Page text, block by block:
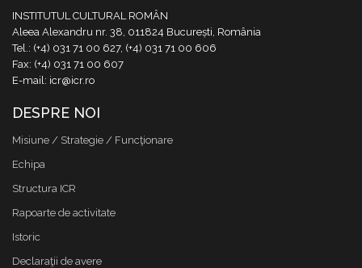
INSTITUTUL CULTURAL ROMÂN
Aleea Alexandru nr. 38, 011824 București, România
Tel.: (+4) 031 71 00 627, (+4) 031 71 00 606
Fax: (+4) 031 71 00 607
E-mail: icr@icr.ro
DESPRE NOI
Misiune / Strategie / Funcţionare
Echipa
Structura ICR
Rapoarte de activitate
Istoric
Declaraţii de avere